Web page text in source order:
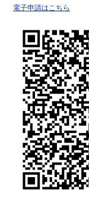
電子申請はこちら